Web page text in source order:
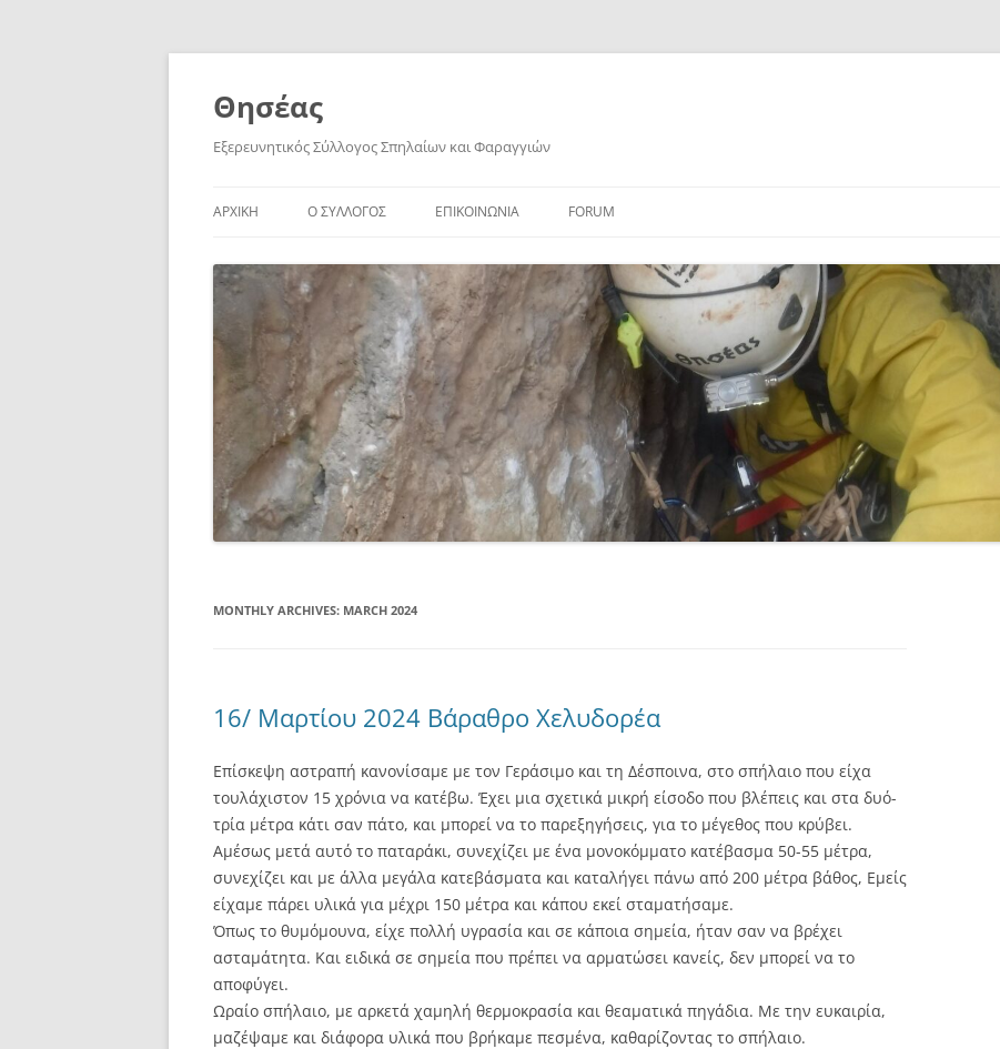
Skip
Θησέας
Εξερευνητικός Σύλλογος Σπηλαίων και Φαραγγιών
ΑΡΧΙΚΗ Ο ΣΥΛΛΟΓΟΣ ΕΠΙΚΟΙΝΩΝΙΑ FORUM
MONTHLY ARCHIVES: MARCH 2024
16/ Μαρτίου 2024 Βάραθρο Χελυδορέα
Επίσκεψη αστραπή κανονίσαμε με τον Γεράσιμο και τη Δέσποινα, στο σπήλαιο που είχα
τουλάχιστον 15 χρόνια να κατέβω. Έχει μια σχετικά μικρή είσοδο που βλέπεις και στα δυό-
τρία μέτρα κάτι σαν πάτο, και μπορεί να το παρεξηγήσεις, για το μέγεθος που κρύβει.
Αμέσως μετά αυτό το παταράκι, συνεχίζει με ένα μονοκόμματο κατέβασμα 50-55 μέτρα,
συνεχίζει και με άλλα μεγάλα κατεβάσματα και καταλήγει πάνω από 200 μέτρα βάθος, Εμείς
είχαμε πάρει υλικά για μέχρι 150 μέτρα και κάπου εκεί σταματήσαμε.
Όπως το θυμόμουνα, είχε πολλή υγρασία και σε κάποια σημεία, ήταν σαν να βρέχει
ασταμάτητα. Και ειδικά σε σημεία που πρέπει να αρματώσει κανείς, δεν μπορεί να το
αποφύγει.
Ωραίο σπήλαιο, με αρκετά χαμηλή θερμοκρασία και θεαματικά πηγάδια. Με την ευκαιρία,
μαζέψαμε και διάφορα υλικά που βρήκαμε πεσμένα, καθαρίζοντας το σπήλαιο.